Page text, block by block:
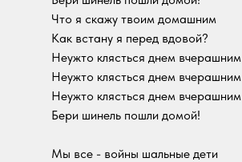
Что я скажу твоим домашним
Как встану я перед вдовой?
Неужто клясться днем вчерашним
Неужто клясться днем вчерашним
Неужто клясться днем вчерашним
Бери шинель пошли домой!
Мы все - войны шальные дети